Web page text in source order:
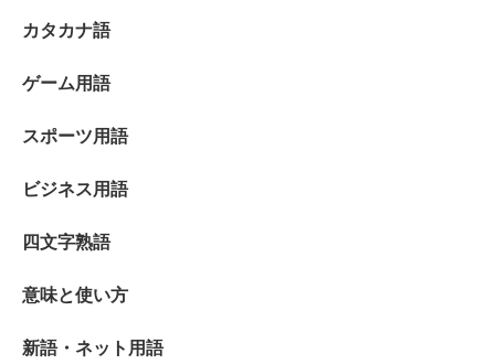
カタカナ語
ゲーム用語
スポーツ用語
ビジネス用語
四文字熟語
意味と使い方
新語・ネット用語